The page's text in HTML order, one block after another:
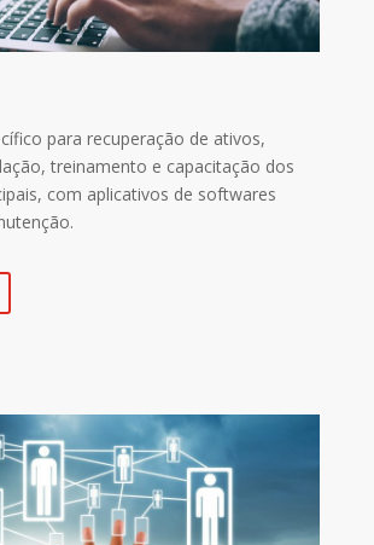
para recuperação de ativos,
treinamento e capacitação dos
com aplicativos de softwares